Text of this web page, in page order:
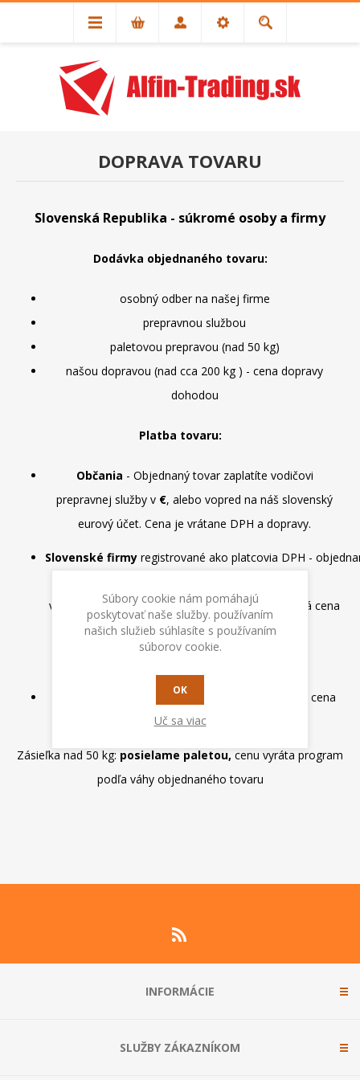
DOPRAVA TOVARU
Slovenská Republika - súkromé osoby a firmy
Dodávka objednaného tovaru:
osobný odber na našej firme
prepravnou službou
paletovou prepravou (nad 50 kg)
našou dopravou (nad cca 200 kg ) - cena dopravy
dohodou
Platba tovaru:
Občania - Objednaný tovar zaplatíte vodičovi
prepravnej služby v €, alebo vopred na náš slovenský
eurový účet. Cena je vrátane DPH a dopravy.
Slovenské firmy registrované ako platcovia DPH -
vopred na náš slovenský eurový účet. Fakturovaná cena
je bez DPH a vrátane dopravy.
Cenu dopravy zistíte po vložení tovaru do košíka, cena
dopravy je odvislá od váhy tovaru
Zásieľka nad 50 kg: posielame paletou, cenu vyráta program
podľa váhy objednaného tovaru
INFORMÁCIE
SLUŽBY ZÁKAZNÍKOM
Súbory cookie nám pomáhajú
poskytovať naše služby. používaním
našich služieb súhlasíte s používaním
súborov cookie.
OK
Uč sa viac